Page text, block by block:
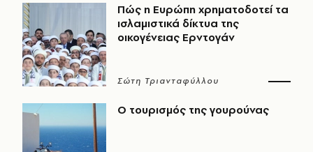
Πώς η Ευρώπη χρηματοδοτεί τα
ισλαμιστικά δίκτυα της
οικογένειας Ερντογάν
Σώτη Τριανταφύλλου
Ο τουρισμός της γουρούνας